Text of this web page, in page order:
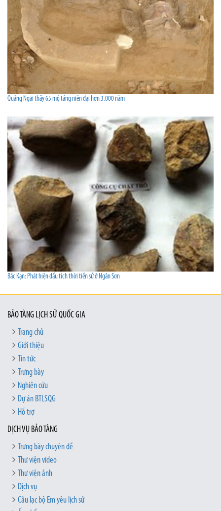
Quảng Ngãi thấy 65 mộ táng niên đại hơn 3.000 năm
Bắc Kạn: Phát hiện dấu tích thời tiền sử ở Ngân Sơn
BẢO TÀNG LỊCH SỬ QUỐC GIA
Trang chủ
Giới thiệu
Tin tức
Trưng bày
Nghiên cứu
Dự án BTLSQG
Hỗ trợ
DỊCH VỤ BẢO TÀNG
Trưng bày chuyên đề
Thư viện video
Thư viện ảnh
Dịch vụ
Câu lạc bộ Em yêu lịch sử